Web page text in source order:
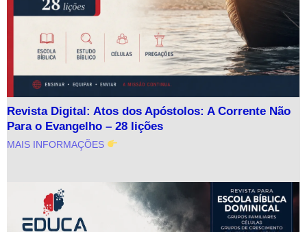
Revista Digital: Atos dos Apóstolos: A Corrente Não
Para o Evangelho – 28 lições
MAIS INFORMAÇÕES